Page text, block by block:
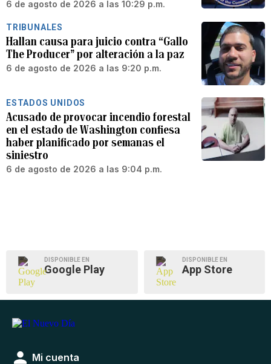
6 de agosto de 2026 a las 10:29 p.m.
TRIBUNALES
Hallan causa para juicio contra “Gallo
The Producer” por alteración a la paz
6 de agosto de 2026 a las 9:20 p.m.
ESTADOS UNIDOS
Acusado de provocar incendio forestal
en el estado de Washington confiesa
haber planificado por semanas el
siniestro
6 de agosto de 2026 a las 9:04 p.m.
DISPONIBLE EN
Google Play
DISPONIBLE EN
App Store
Mi cuenta